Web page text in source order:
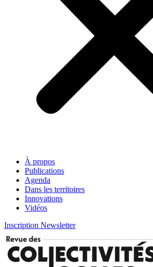
À propos
Publications
Agenda
Dans les territoires
Innovations
Vidéos
Inscription Newsletter